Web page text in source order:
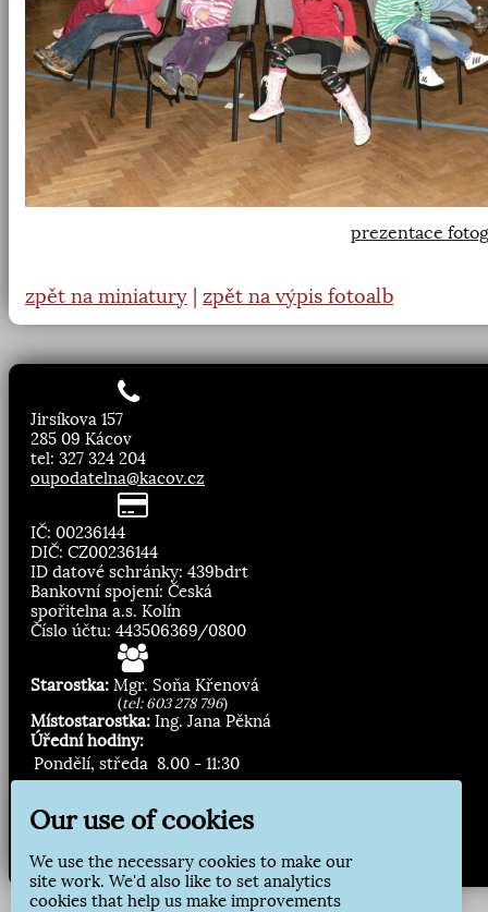
prezentace
zpět na miniatury | zpět na výpis fotoalb
Jirsíkova 157
285 09 Kácov
tel: 327 324 204
oupodatelna@kacov.cz
IČ: 00236144
DIČ: CZ00236144
ID datové schránky: 439bdrt
Bankovní spojení: Česká
spořitelna a.s. Kolín
Číslo účtu: 443506369/0800
Starostka: Mgr. Soňa Křenová
(tel: 603 278 796)
Místostarostka: Ing. Jana Pěkná
Úřední hodiny:
Pondělí, středa 8.00 - 11:30
Přihlásit odběr
Our use of cookies
We use the necessary cookies to make our
site work. We'd also like to set analytics
cookies that help us make improvements